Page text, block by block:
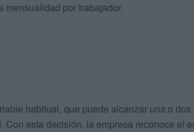
mensualidad por trabajador.
habitual, que puede alcanzar una o
esta decisión, la empresa reconoce el